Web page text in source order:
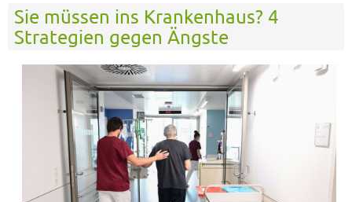
Sie müssen ins Krankenhaus? 4
Strategien gegen Ängste